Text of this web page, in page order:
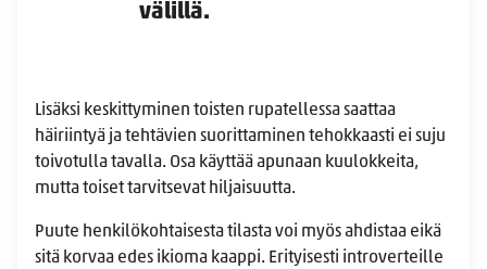
välillä.
Lisäksi keskittyminen toisten rupatellessa saattaa
häiriintyä ja tehtävien suorittaminen tehokkaasti ei suju
toivotulla tavalla. Osa käyttää apunaan kuulokkeita,
mutta toiset tarvitsevat hiljaisuutta.
Puute henkilökohtaisesta tilasta voi myös ahdistaa eikä
sitä korvaa edes ikioma kaappi. Erityisesti introverteille